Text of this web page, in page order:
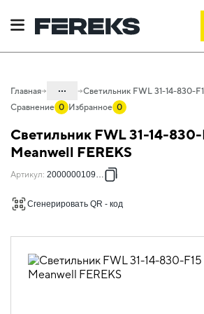
Главная ...
Проектное освещение FEREKS
Светильники для архитектурного
Акцентное освещение
Сравнение 0 Избранное 0
Светильник FWL 31-14-
Meanwell FEREKS
Артикул: 2000000109695
Сгенерировать QR - код